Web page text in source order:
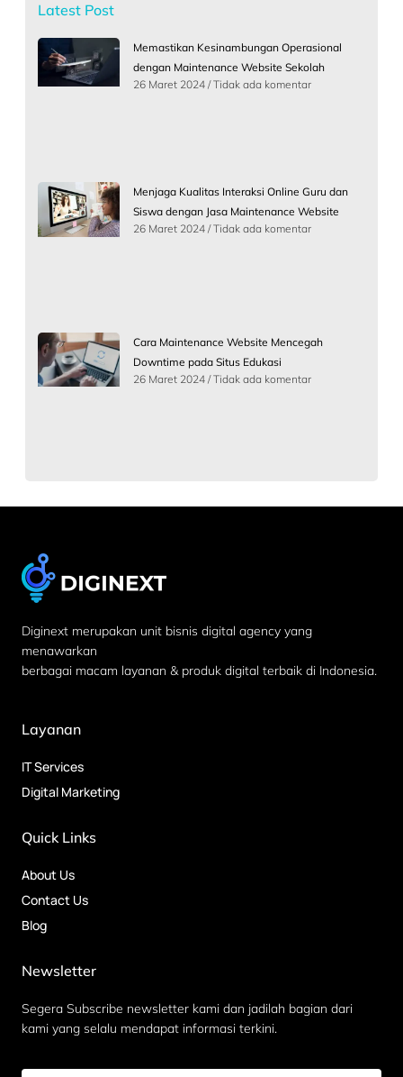
Latest Post
Memastikan Kesinambungan Operasional
dengan Maintenance Website Sekolah
26 Maret 2024 Tidak ada komentar
Menjaga Kualitas Interaksi Online Guru dan
Siswa dengan Jasa Maintenance Website
26 Maret 2024 Tidak ada komentar
Cara Maintenance Website Mencegah
Downtime pada Situs Edukasi
26 Maret 2024 Tidak ada komentar
Diginext merupakan unit bisnis digital agency yang
menawarkan
berbagai macam layanan & produk digital terbaik di Indonesia.
Layanan
IT Services
Digital Marketing
Quick Links
About Us
Contact Us
Blog
Newsletter
Segera Subscribe newsletter kami dan jadilah bagian dari
kami yang selalu mendapat informasi terkini.